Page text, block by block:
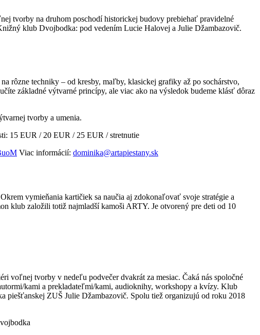
tvorby na druhom poschodí historickej budovy prebiehať pravidelné
klub Dvojbodka: pod vedením Lucie Halovej a Julie Džambazovič.
rôzne techniky – od kresby, maľby, klasickej grafiky až po sochárstvo,
základné výtvarné princípy, ale viac ako na výsledok budeme klásť dôraz
tvorby a umenia.
15 EUR / 20 EUR / 25 EUR / stretnutie
Viac informácií: dominika@artapiestany.sk
vymieňania kartičiek sa naučia aj zdokonaľovať svoje stratégie a
klub založili totiž najmladší kamoši ARTY. Je otvorený pre deti od 10
voľnej tvorby v nedeľu podvečer dvakrát za mesiac. Čaká nás spoločné
kami a prekladateľmi/kami, audioknihy, workshopy a kvízy. Klub
piešťanskej ZUŠ Julie Džambazovič. Spolu tiež organizujú od roku 2018